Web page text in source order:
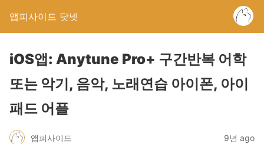
앱피사이드 닷넷
iOS앱: Anytune Pro+ 구간반복 어학
또는 악기, 음악, 노래연습 아이폰, 아이
패드 어플
앱피사이드 9년 ago